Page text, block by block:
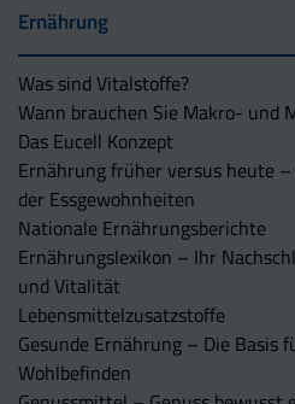
Ernährung
Was sind Vitalstoffe?
Wann brauchen Sie Makro- und
Das Eucell Konzept
Ernährung früher versus heute
der Essgewohnheiten
Nationale Ernährungsberichte
Ernährungslexikon – Ihr
und Vitalität
Lebensmittelzusatzstoffe
Gesunde Ernährung – Die Basis
Wohlbefinden